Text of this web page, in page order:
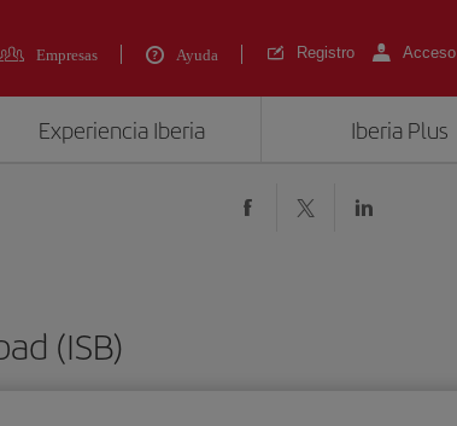
Empresas Ayuda Registro Acceso
Experiencia Iberia Iberia Plus
(ISB)